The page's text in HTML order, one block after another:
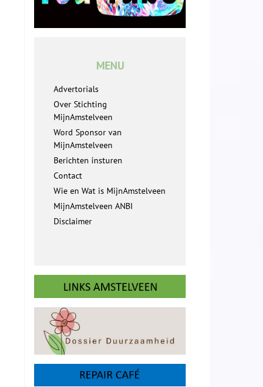
MENU
Advertorials
Over Stichting
MijnAmstelveen
Word Sponsor van
MijnAmstelveen
Berichten insturen
Contact
Wie en Wat is MijnAmstelveen
MijnAmstelveen ANBI
Disclaimer